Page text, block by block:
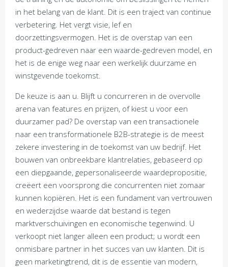
in het belang van de klant. Dit is een traject van continue
verbetering. Het vergt visie, lef en
doorzettingsvermogen. Het is de overstap van een
product-gedreven naar een waarde-gedreven model, en
het is de enige weg naar een werkelijk duurzame en
winstgevende toekomst.
De keuze is aan u. Blijft u concurreren in de overvolle
arena van features en prijzen, of kiest u voor een
duurzamer pad? De overstap van een transactionele
naar een transformationele B2B-strategie is de meest
zekere investering in de toekomst van uw bedrijf. Het
bouwen van onbreekbare klantrelaties, gebaseerd op
een diepgaande, gepersonaliseerde waardepropositie,
creëert een voorsprong die concurrenten niet zomaar
kunnen kopiëren. Het is een fundament van vertrouwen
en wederzijdse waarde dat bestand is tegen
marktverschuivingen en economische tegenwind. U
verkoopt niet langer alleen een product; u wordt een
onmisbare partner in het succes van uw klanten. Dit is
geen marketingtrend, dit is de essentie van modern,